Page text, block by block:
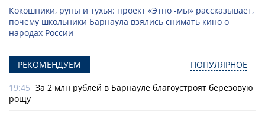
Кокошники, руны и тухья: проект «Этно -мы» рассказывает,
почему школьники Барнаула взялись снимать кино о
народах России
РЕКОМЕНДУЕМ ПОПУЛЯРНОЕ
19:45 За 2 млн рублей в Барнауле благоустроят березовую
рощу